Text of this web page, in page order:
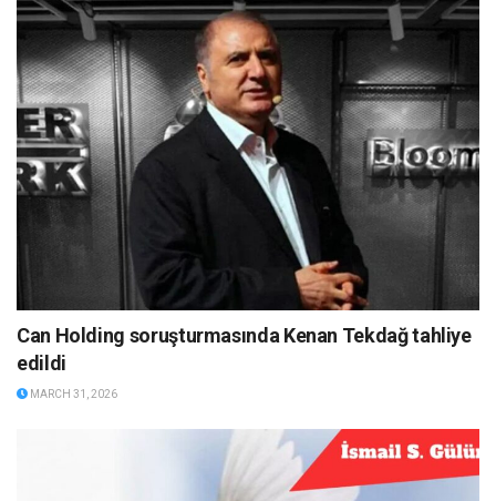
Can Holding soruşturmasında Kenan Tekdağ tahliye
edildi
MARCH 31, 2026